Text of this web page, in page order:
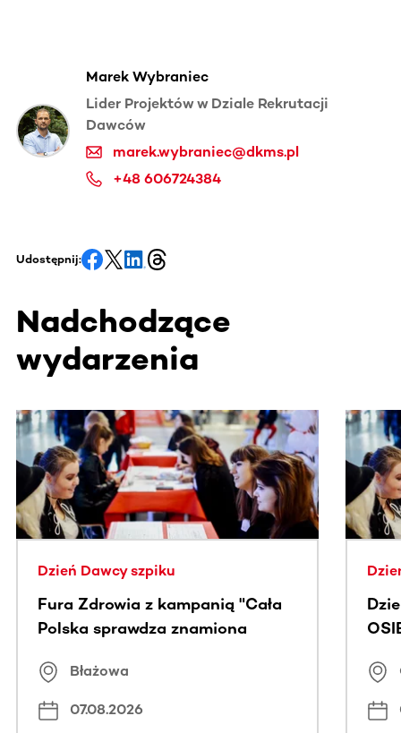
Marek Wybraniec
Lider Projektów w Dziale Rekrutacji
Dawców
marek.wybraniec@dkms.pl
+48 606724384
Udostępnij:
Nadchodzące
wydarzenia
Ta sekcja zawiera treści przewijane w poziomie. Użyj
Dzień Dawcy szpiku
Fura Zdrowia z kampanią "Cała
Polska sprawdza znamiona
Błażowa
07.08.2026